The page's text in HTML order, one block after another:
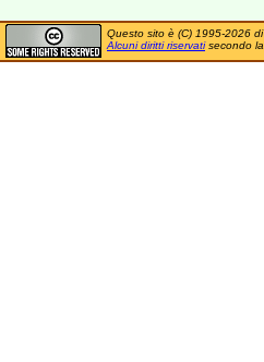
Questo sito è (C) 1995-2026 di
Alcuni diritti riservatisecondo la